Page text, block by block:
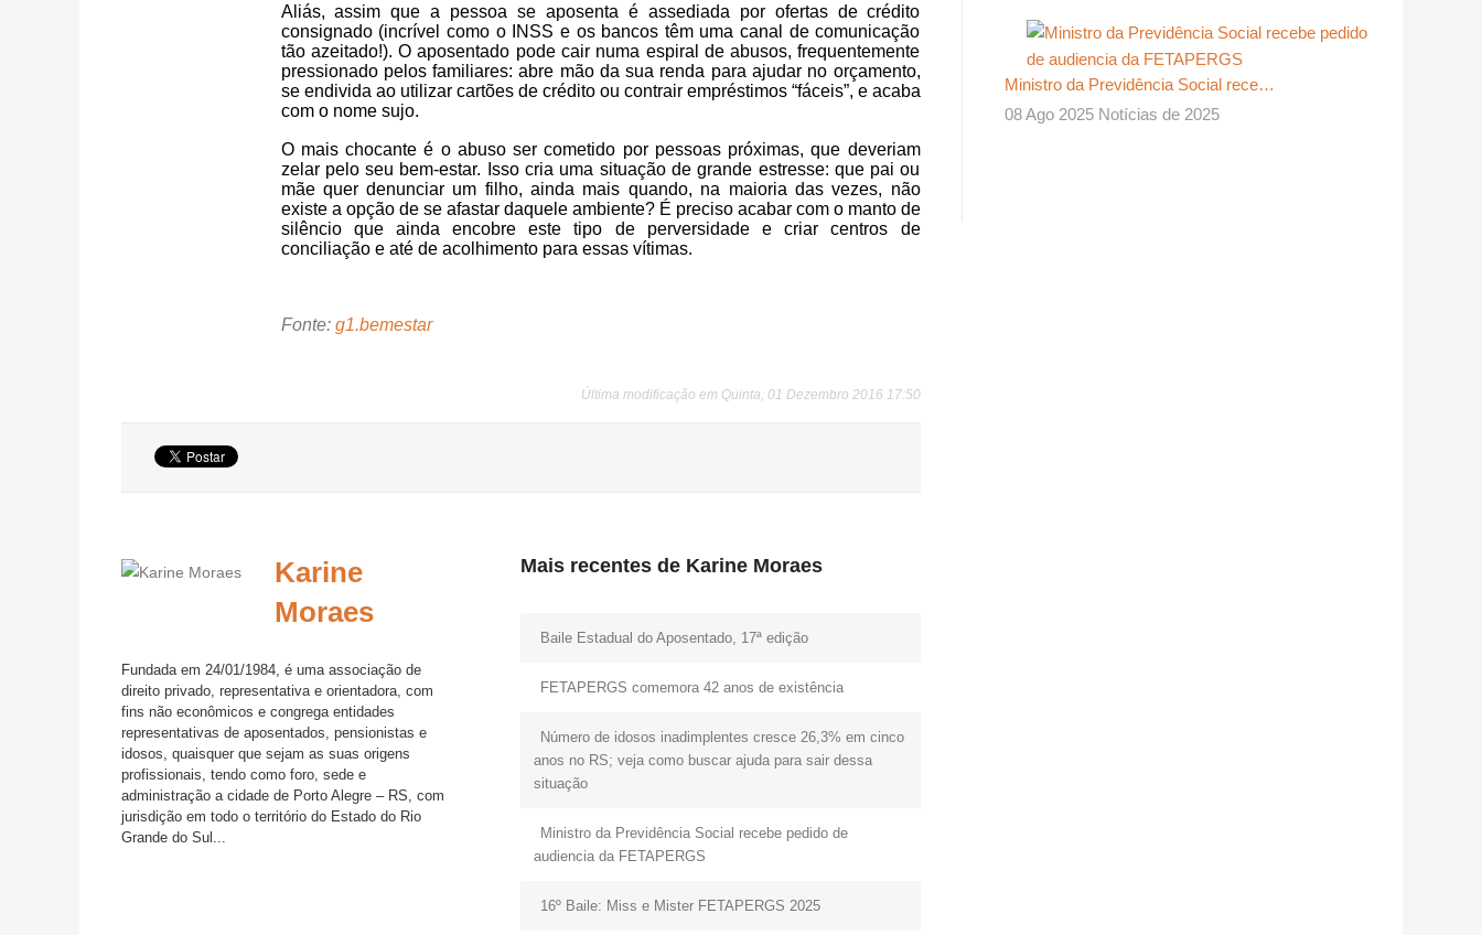
Aliás, assim que a pessoa se aposenta é assediada por ofertas de crédito
consignado (incrível como o INSS e os bancos têm uma canal de comunicação
tão azeitado!). O aposentado pode cair numa espiral de abusos, frequentemente
pressionado pelos familiares: abre mão da sua renda para ajudar no orçamento,
se endivida ao utilizar cartões de crédito ou contrair empréstimos “fáceis”, e acaba
com o nome sujo.
O mais chocante é o abuso ser cometido por pessoas próximas, que deveriam
zelar pelo seu bem-estar. Isso cria uma situação de grande estresse: que pai ou
mãe quer denunciar um filho, ainda mais quando, na maioria das vezes, não
existe a opção de se afastar daquele ambiente? É preciso acabar com o manto de
silêncio que ainda encobre este tipo de perversidade e criar centros de
conciliação e até de acolhimento para essas vítimas.
Fonte: g1.bemestar
Última modificação em Quinta, 01 Dezembro 2016 17:50
Karine
Moraes
Fundada em 24/01/1984, é uma associação de
direito privado, representativa e orientadora, com
fins não econômicos e congrega entidades
representativas de aposentados, pensionistas e
idosos, quaisquer que sejam as suas origens
profissionais, tendo como foro, sede e
administração a cidade de Porto Alegre – RS, com
jurisdição em todo o território do Estado do Rio
Grande do Sul...
Mais recentes de Karine Moraes
Baile Estadual do Aposentado, 17ª edição
FETAPERGS comemora 42 anos de existência
Número de idosos inadimplentes cresce 26,3% em cinco
anos no RS; veja como buscar ajuda para sair dessa
situação
Ministro da Previdência Social recebe pedido de
audiencia da FETAPERGS
16º Baile: Miss e Mister FETAPERGS 2025
Ministro da Previdência Social rece…
08 Ago 2025 Notícias de 2025